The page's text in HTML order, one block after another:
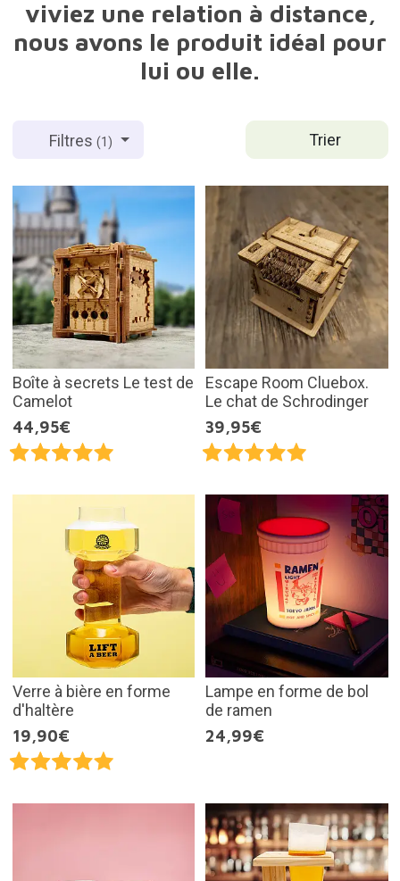
viviez une relation à distance,
nous avons le produit idéal pour
lui ou elle.
Trier
Filtres(1)
Boîte à secrets Le test de
Camelot
44,95€
Escape Room Cluebox.
Le chat de Schrodinger
39,95€
Verre à bière en forme
d'haltère
19,90€
Lampe en forme de bol
de ramen
24,99€